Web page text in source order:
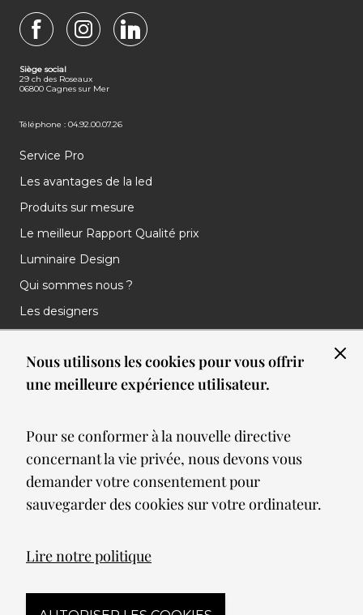
Nous utilisons les cookies pour vous offrir
une meilleure expérience utilisateur.
Pour se conformer à la nouvelle directive
concernant la vie privée, nous devons vous
demander votre consentement pour
sauvegarder des cookies sur votre ordinateur.
Lire notre politique
Siège social
29 ch des Roseaux
06800 Cagnes sur Mer
Téléphone : 04.92.00.07.26
Service Pro
Les avantages de la led
Produits sur mesure
Le meilleur Rapport Qualité prix
Luminaire Design
Qui sommes nous ?
Les designers
Nos réalisations
Nos Clients
Meilleures ventes
Blog
© 2026 Spot lumiere led. All Rights Reserved
Mentions légales